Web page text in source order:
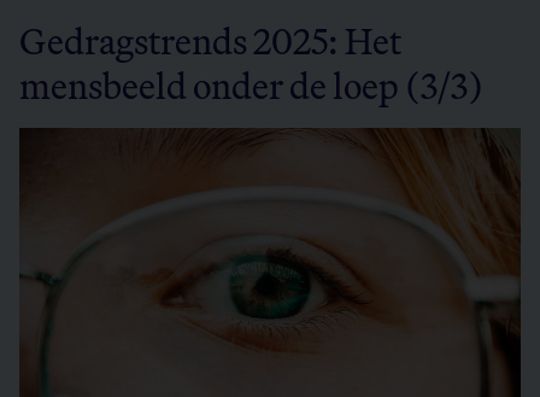
Gedragstrends 2025: Het
mensbeeld onder de loep (3/3)